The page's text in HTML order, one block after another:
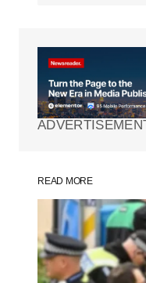
Tu dirección de
Los
marcados con*
Your Name*
Your E-mail
READ MORE